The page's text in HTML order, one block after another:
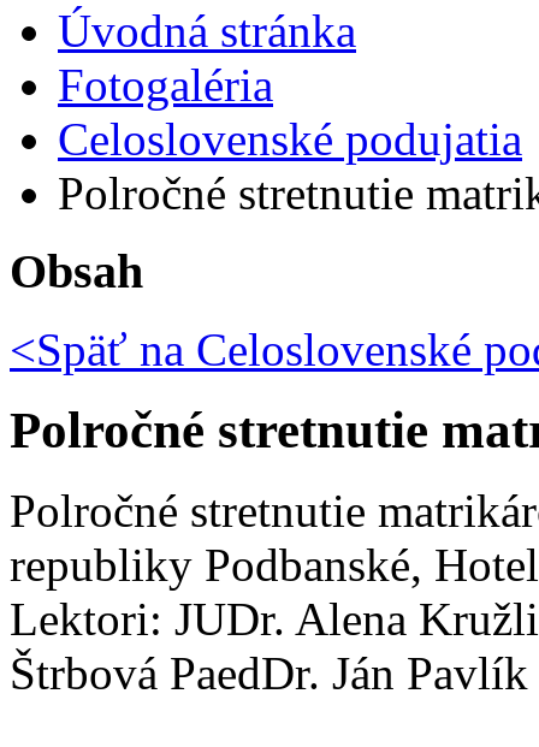
Úvodná stránka
Fotogaléria
Celoslovenské podujatia
Polročné stretnutie
Obsah
<Späť na Celoslovenské
Polročné stretnutie
Polročné stretnutie
republiky Podbanské,
Lektori: JUDr. Alena
Štrbová PaedDr. Ján